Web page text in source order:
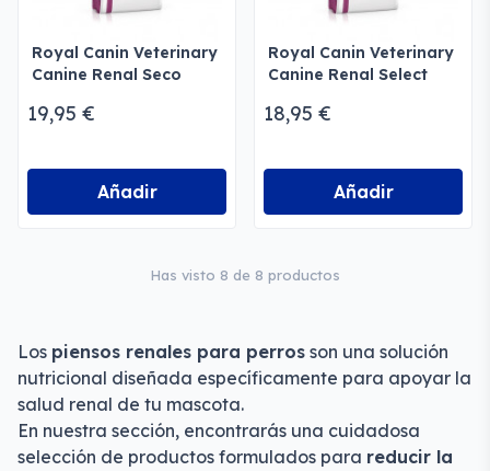
Royal Canin Veterinary
Canine Renal Seco
19,95 €
Añadir
Royal Canin Veterinary
Canine Renal Select
18,95 €
Añadir
Has visto 8 de 8 productos
Los piensos renales para perros son una solución
nutricional diseñada específicamente para apoyar la
salud renal de tu mascota.
En nuestra sección, encontrarás una cuidadosa
selección de productos formulados para reducir la